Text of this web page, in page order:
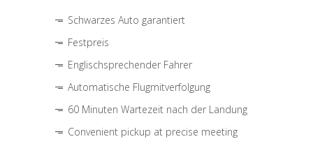
Schwarzes Auto garantiert
Festpreis
Englischsprechender Fahrer
Automatische Flugmitverfolgung
60 Minuten Wartezeit nach der Landung
Convenient pickup at precise meeting